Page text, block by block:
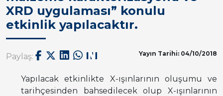
XRD uygulaması” konulu
etkinlik yapılacaktır.
Paylaş: Yayın Tarihi: 04/10/2018
Yapılacak etkinlikte X-ışınlarının oluşumu ve
tarihçesinden bahsedilecek olup X-ışınlarının